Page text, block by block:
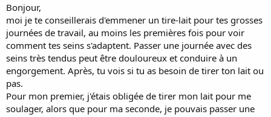
Bonjour,
moi je te conseillerais d'emmener un tire-lait pour tes grosses
journées de travail, au moins les premières fois pour voir
comment tes seins s'adaptent. Passer une journée avec des
seins très tendus peut être douloureux et conduire à un
engorgement. Après, tu vois si tu as besoin de tirer ton lait ou
pas.
Pour mon premier, j'étais obligée de tirer mon lait pour me
soulager, alors que pour ma seconde, je pouvais passer une